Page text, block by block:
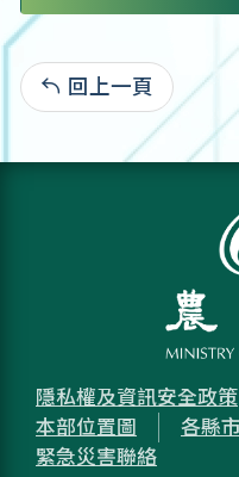
回上一頁
隱私權及資訊安全政策
本部位置圖
各縣
緊急災害聯絡